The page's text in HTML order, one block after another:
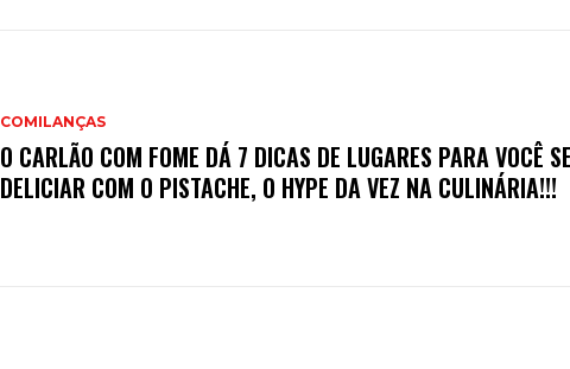
COMILANÇAS
O CARLÃO COM FOME DÁ 7 DICAS DE LUGARES PARA VOCÊ SE
DELICIAR COM O PISTACHE, O HYPE DA VEZ NA CULINÁRIA!!!